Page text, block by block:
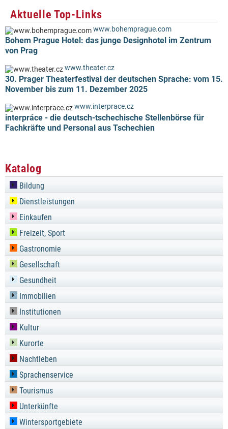
Aktuelle Top-Links
www.bohemprague.com
Bohem Prague Hotel: das junge Designhotel im Zentrum
von Prag
www.theater.cz
30. Prager Theaterfestival der deutschen Sprache: vom 15.
November bis zum 11. Dezember 2025
www.interprace.cz
interpráce - die deutsch-tschechische Stellenbörse für
Fachkräfte und Personal aus Tschechien
Katalog
Bildung
Dienstleistungen
Einkaufen
Freizeit, Sport
Gastronomie
Gesellschaft
Gesundheit
Immobilien
Institutionen
Kultur
Kurorte
Nachtleben
Sprachenservice
Tourismus
Unterkünfte
Wintersportgebiete